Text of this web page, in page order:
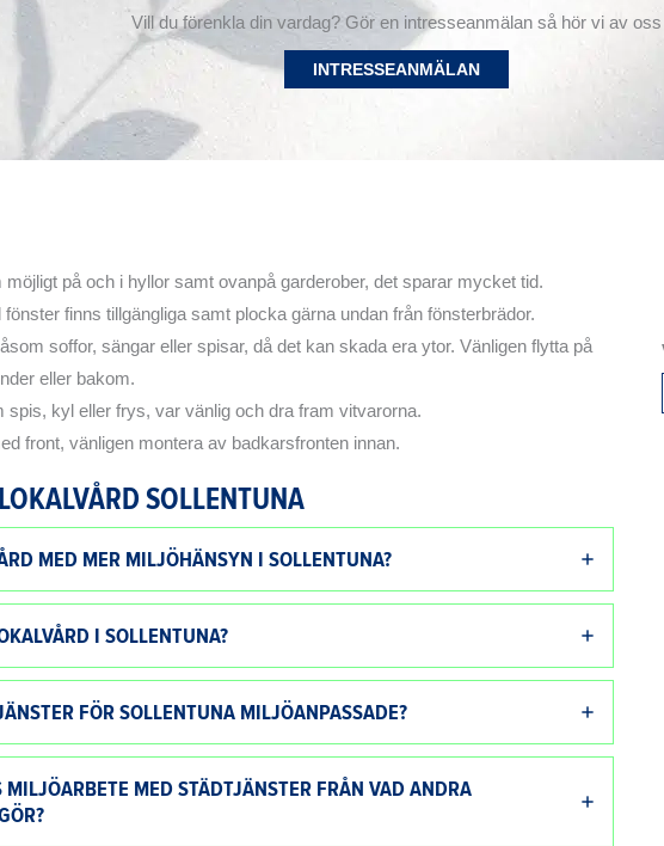
Vill du förenkla din vardag? Gör en intresseanmälan så hör vi av oss
INTRESSEANMÄLAN
på och i hyllor samt ovanpå garderober, det sparar mycket tid.
finns tillgängliga samt plocka gärna undan från fönsterbrädor.
soffor, sängar eller spisar, då det kan skada era ytor. Vänligen flytta på
eller bakom.
spis, kyl eller frys, var vänlig och dra fram vitvarorna.
front, vänligen montera av badkarsfronten innan.
SOLLENTUNA
MED MER MILJÖHÄNSYN I SOLLENTUNA?
I SOLLENTUNA?
FÖR SOLLENTUNA MILJÖANPASSADE?
MED STÄDTJÄNSTER FRÅN VAD ANDRA